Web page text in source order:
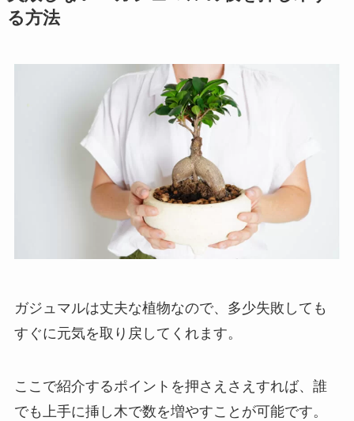
る方法
ガジュマルは丈夫な植物なので、多少失敗しても
すぐに元気を取り戻してくれます。
ここで紹介するポイントを押さえさえすれば、誰
でも上手に挿し木で数を増やすことが可能です。